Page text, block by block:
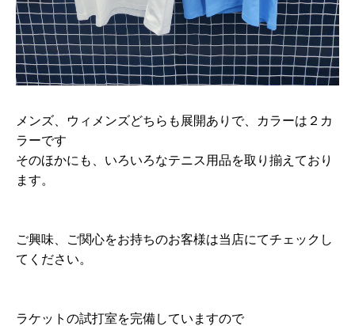
メンズ、ウィメンズどちらも展開ありで、カラーは２カ
ラーです
そのほかにも、いろいろなテニス用品を取り揃えており
ます。
ご興味、ご関心をお持ちのお客様は当店にてチェックし
てください。
ラケットの試打室を完備していますので